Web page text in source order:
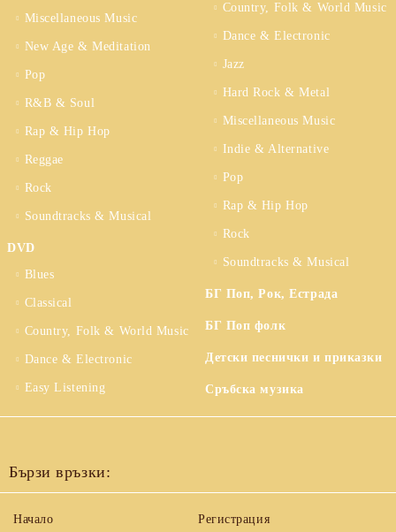
Miscellaneous Music
New Age & Meditation
Pop
R&B & Soul
Rap & Hip Hop
Reggae
Rock
Soundtracks & Musical
DVD
Blues
Classical
Country, Folk & World Music
Dance & Electronic
Easy Listening
Country, Folk & World Music
Dance & Electronic
Jazz
Hard Rock & Metal
Miscellaneous Music
Indie & Alternative
Pop
Rap & Hip Hop
Rock
Soundtracks & Musical
БГ Поп, Рок, Естрада
БГ Поп фолк
Детски песнички и приказки
Сръбска музика
Бързи връзки:
Начало Регистрация